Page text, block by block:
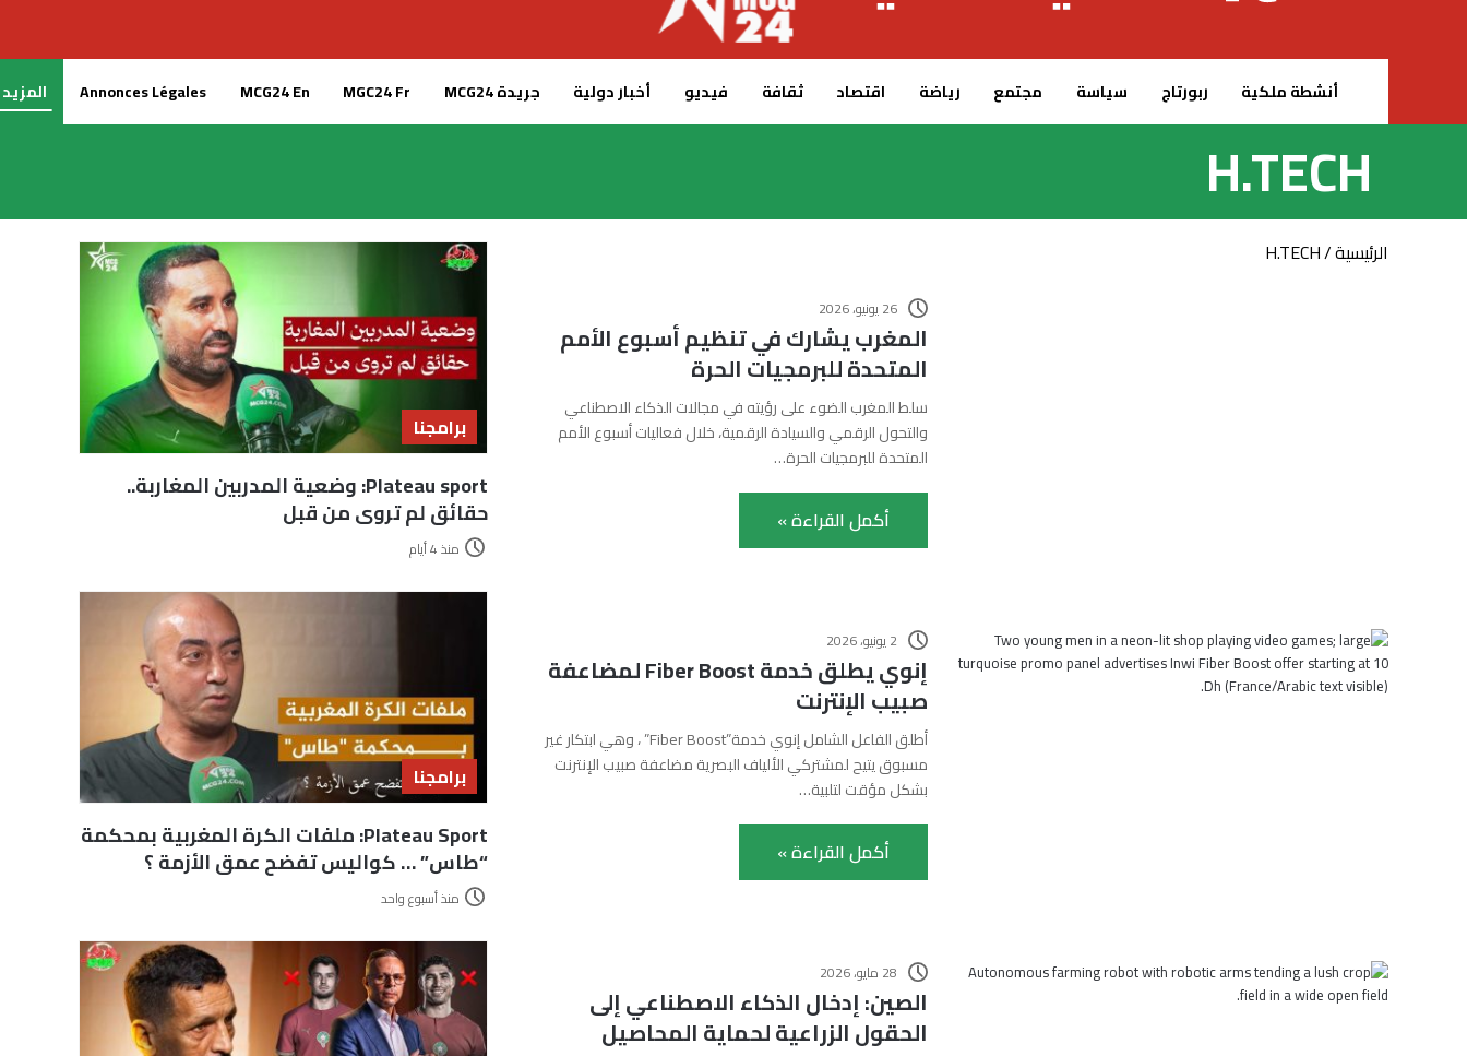
الرئيسية – MCG24
أنشطة ملكية ربورتاج سياسة مجتمع رياضة اقتصاد ثقافة فيديو أخبار دولية جريدة MCG24 MGC24 Fr
MCG24 En
Annonces Légales المزيد
H.TECH
الرئيسية/
H.TECH
26 يونيو، 2026
المغرب يشارك في تنظيم أسبوع الأمم
المتحدة للبرمجيات الحرة
سلط المغرب الضوء على رؤيته في مجالات الذكاء الاصطناعي
والتحول الرقمي والسيادة الرقمية، خلال فعاليات أسبوع الأمم
المتحدة للبرمجيات الحرة…
أكمل القراءة »
2 يونيو، 2026
إنوي يطلق خدمة Fiber Boost لمضاعفة
صبيب الإنترنت
أطلق الفاعل الشامل إنوي خدمة”Fiber Boost” ، وهي ابتكار غير
مسبوق يتيح لمشتركي الألياف البصرية مضاعفة صبيب الإنترنت
بشكل مؤقت لتلبية…
أكمل القراءة »
28 مايو، 2026
الصين: إدخال الذكاء الاصطناعي إلى
الحقول الزراعية لحماية المحاصيل
برامجنا
Plateau sport: وضعية المدربين المغاربة..
حقائق لم تروى من قبل
منذ 4 أيام
برامجنا
Plateau Sport: ملفات الكرة المغربية بمحكمة
“طاس” … كواليس تفضح عمق الأزمة ؟
منذ أسبوع واحد